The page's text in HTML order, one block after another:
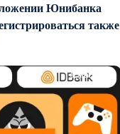
Юнибанка
также
8 дней назад